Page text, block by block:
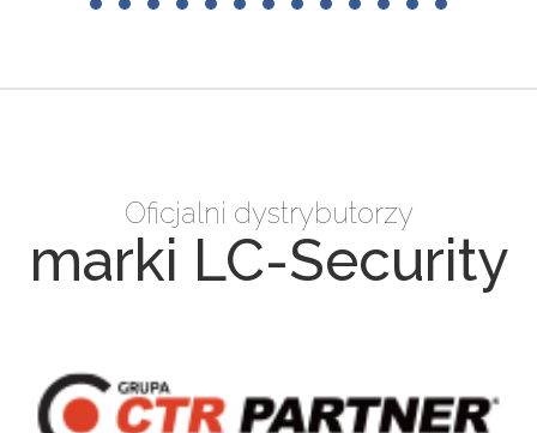
Oficjalni dystrybutorzy
marki LC-Security